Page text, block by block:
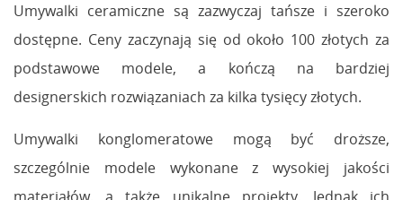
Umywalki ceramiczne są zazwyczaj tańsze i szeroko
dostępne. Ceny zaczynają się od około 100 złotych za
podstawowe modele, a kończą na bardziej
designerskich rozwiązaniach za kilka tysięcy złotych.
Umywalki konglomeratowe mogą być droższe,
szczególnie modele wykonane z wysokiej jakości